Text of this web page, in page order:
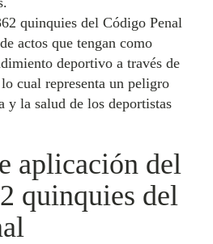
quinquies del Código Penal
actos que tengan como
deportivo a través de
cual representa un peligro
y la salud de los deportistas
aplicación del
quinquies del